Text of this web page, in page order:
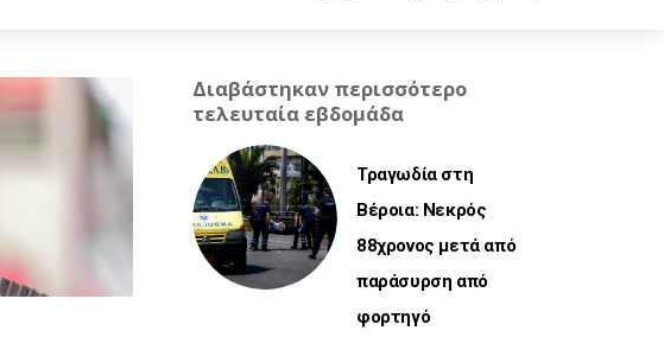
Διαβάστηκαν περισσότερο
τελευταία εβδομάδα
Τραγωδία στη
Βέροια: Νεκρός
88χρονος μετά από
παράσυρση από
φορτηγό